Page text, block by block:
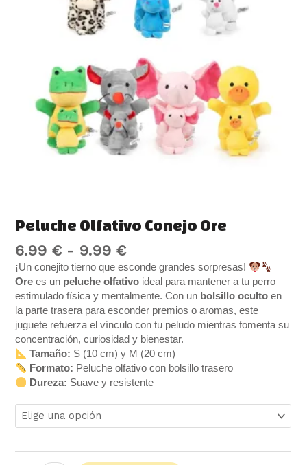
Peluche Olfativo Conejo Ore
6.99 € - 9.99 €
¡Un conejito tierno que esconde grandes sorpresas!
Ore es un peluche olfativo ideal para mantener a tu perro
estimulado física y mentalmente. Con un bolsillo oculto en
la parte trasera para esconder premios o aromas, este
juguete refuerza el vínculo con tu peludo mientras fomenta su
concentración, curiosidad y bienestar.
Tamaño: S (10 cm) y M (20 cm)
Formato: Peluche olfativo con bolsillo trasero
Dureza: Suave y resistente